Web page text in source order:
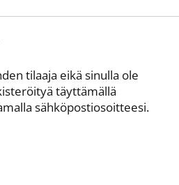
tilaaja eikä sinulla ole
täyttämällä
sähkö­posti­osoitteesi.